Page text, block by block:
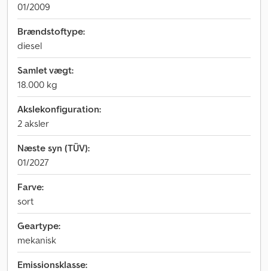
01/2009
Brændstoftype:
diesel
Samlet vægt:
18.000 kg
Akslekonfiguration:
2 aksler
Næste syn (TÜV):
01/2027
Farve:
sort
Geartype:
mekanisk
Emissionsklasse: